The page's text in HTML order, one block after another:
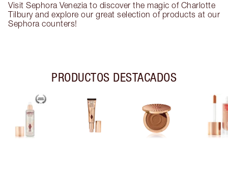
Visit Sephora Venezia to discover the magic of Charlotte
Tilbury and explore our great selection of products at our
Sephora counters!
PRODUCTOS DESTACADOS